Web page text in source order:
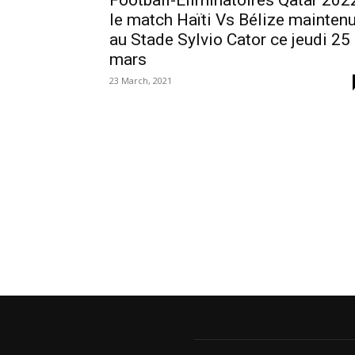
le match Haïti Vs Bélize maintenu
au Stade Sylvio Cator ce jeudi 25
mars
23 March, 2021